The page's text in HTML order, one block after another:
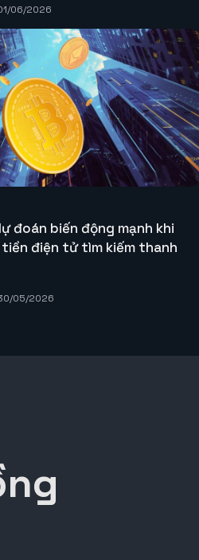
06/2026
đoán biến động mạnh khi
điện tử tìm kiếm thanh
05/2026